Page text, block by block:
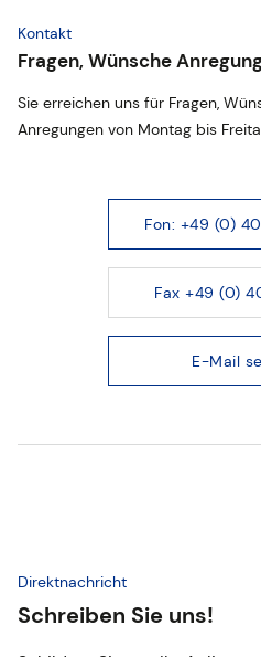
Kontakt
Fragen, Wünsche
Sie erreichen uns für Fragen,
Anregungen von Montag bis
Fon: +49 (0)
Fax +49 (0)
E-Mail
Direktnachricht
Schreiben Sie uns!